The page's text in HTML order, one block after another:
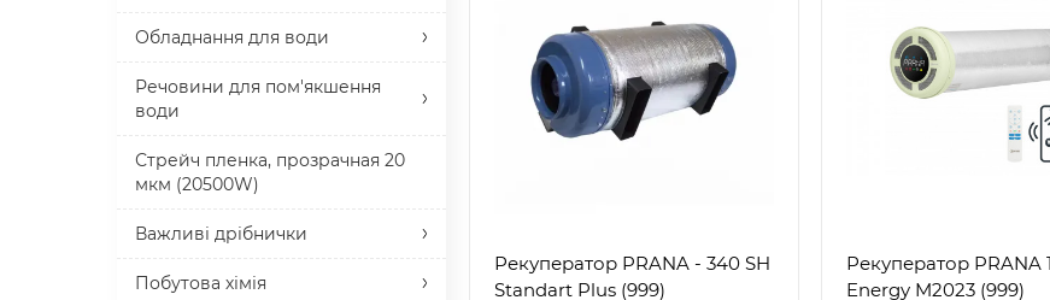
Обладнання для води
Речовини для пом'якшення
води
Стрейч пленка, прозрачная 20
мкм (20500W)
Важливі дрібнички
Побутова хімія
Рекуператор PRANA - 340 SH
Standart Plus (999)
Рекуператор PRANA
Energy M2023 (999)